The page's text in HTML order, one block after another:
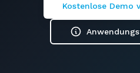
Kostenlose Demo